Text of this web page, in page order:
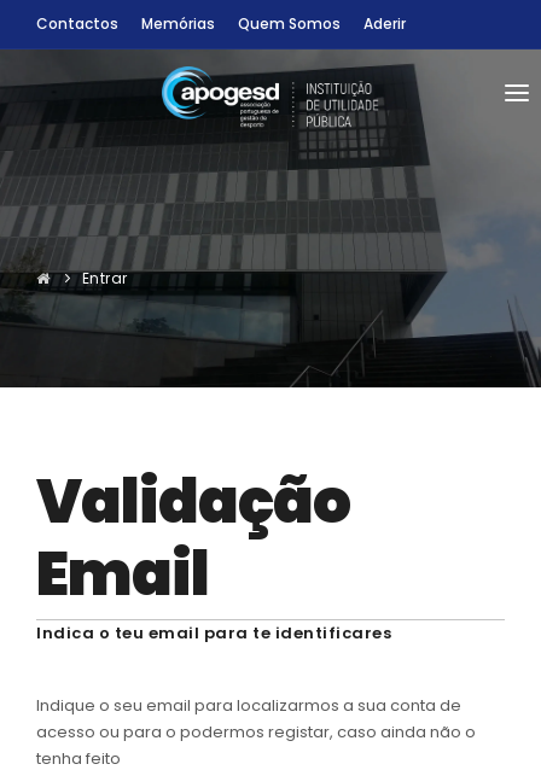
Contactos Memórias Quem Somos Aderir
SÓCIOS
CONDIÇÕES
Sócio
Sócio-Estudantes
25%
Descontos no Parceiro
ADERIR AGORA!
Na compra de artigos selecionados
INFORMAÇÕES
CONGRESSOS
PROGRAMAS
RECURSOS BIBLIOGRÁFICOS
Entrar
Validação
Email
Indica o teu email para te identificares
Indique o seu email para localizarmos a sua conta de
acesso ou para o podermos registar, caso ainda não o
tenha feito